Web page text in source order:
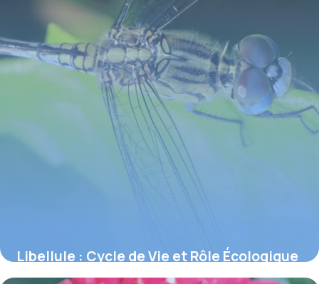
Libellule : Cycle de Vie et Rôle Écologique
4 juin 2026